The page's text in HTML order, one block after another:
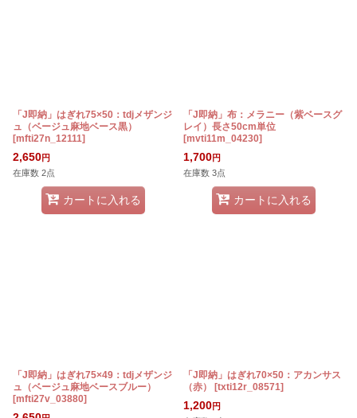
「J即納」はぎれ75×50：tdjメザンジ
ュ（ベージュ麻地ベース黒）
[mfti27n_12111]
2,650円
在庫数 2点
カートに入れる
「J即納」布：メラニー（紫ベースグ
レイ）長さ50cm単位
[mvti11m_04230]
1,700円
在庫数 3点
カートに入れる
「J即納」はぎれ75×49：tdjメザンジ
ュ（ベージュ麻地ベースブルー）
[mfti27v_03880]
「J即納」はぎれ70×50：アカンサス
（赤）
[txti12r_08571]
1,200円